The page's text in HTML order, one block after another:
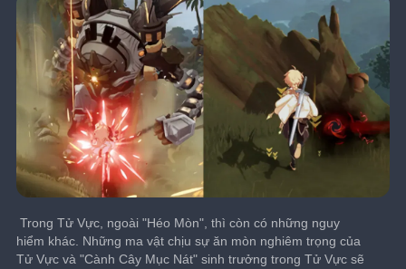
﻿ Trong Tử Vực, ngoài "Héo Mòn", thì còn có những nguy
hiểm khác. Những ma vật chịu sự ăn mòn nghiêm trọng của
Tử Vực và "Cành Cây Mục Nát" sinh trưởng trong Tử Vực sẽ